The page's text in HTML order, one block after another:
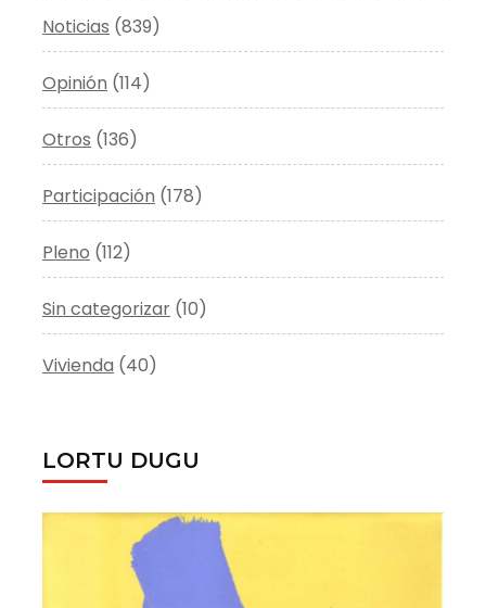
Noticias (839)
Opinión (114)
Otros (136)
Participación (178)
Pleno (112)
Sin categorizar (10)
Vivienda (40)
LORTU DUGU